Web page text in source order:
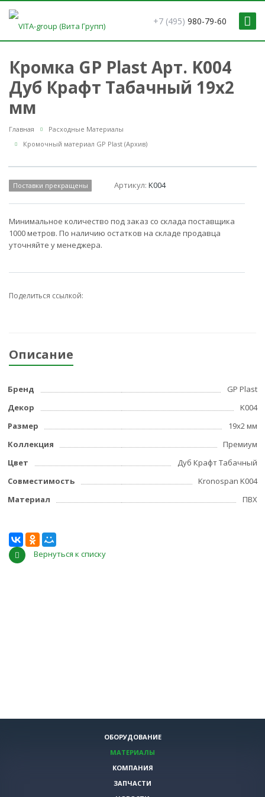
+7 (495) 980-79-60
Кромка GP Plast Арт. K004
Дуб Крафт Табачный 19x2
мм
Главная
Расходные Материалы
Кромочный материал GP Plast (Архив)
Поставки прекращены Артикул:K004
Минимальное количество под заказ со склада поставщика
1000 метров. По наличию остатков на складе продавца
уточняйте у менеджера.
Поделиться ссылкой:
Описание
Бренд
GP Plast
Декор
K004
Размер
19x2 мм
Коллекция
Премиум
Цвет
Дуб Крафт Табачный
Совместимость
Kronospan K004
Материал
ПВХ
Вернуться к списку
ОБОРУДОВАНИЕ
МАТЕРИАЛЫ
КОМПАНИЯ
ЗАПЧАСТИ